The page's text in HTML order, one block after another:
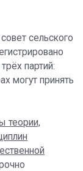
сельского
партий:
могут принять
теории,